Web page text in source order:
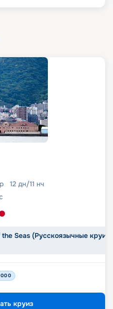
12 дн/11 нч
Seas (Русскоязычные
000
круиз